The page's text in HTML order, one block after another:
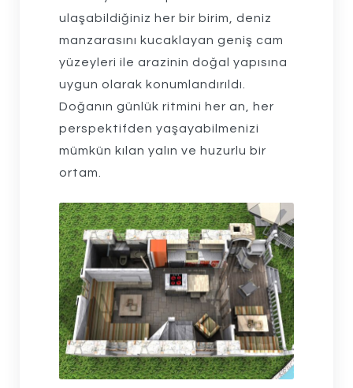
ulaşabildiğiniz her bir birim, deniz
manzarasını kucaklayan geniş cam
yüzeyleri ile arazinin doğal yapısına
uygun olarak konumlandırıldı.
Doğanın günlük ritmini her an, her
perspektifden yaşayabilmenizi
mümkün kılan yalın ve huzurlu bir
ortam.